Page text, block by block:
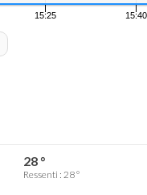
15:25 15:40
28 °
Ressenti : 28 °